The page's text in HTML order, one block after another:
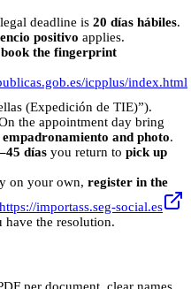
deadline is 20 días hábiles.
positivo applies.
book the fingerprint
icpplus/index.html
(Expedición de TIE)”).
the appointment day bring
and photo.
días you return to pick up
on your own, register in the
https://importass.seg-social.es
have the resolution.